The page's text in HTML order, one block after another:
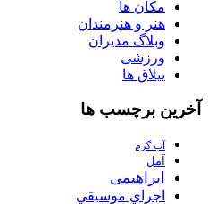
مکان ها
هنر و هنرمندان
وبلاگ مدیران
ورزشی
ییلاق ها
آخرین برچسب ها
آب گرم
آمل
ابراهیمی
اجراي موسيقي